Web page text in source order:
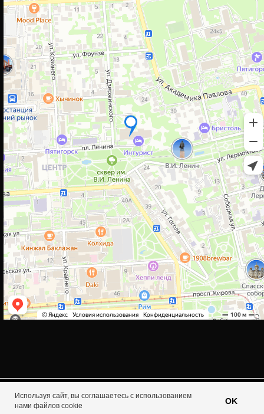
Используя сайт, вы соглашаетесь с использованием
нами файлов cookie
OK
Made on Tilda